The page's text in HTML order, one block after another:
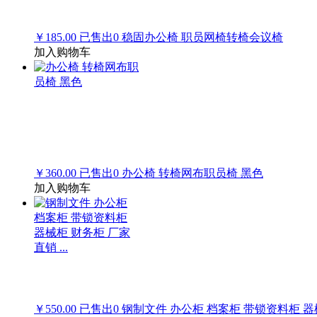
￥185.00 已售出0 稳固办公椅 职员网椅转椅会议椅
加入购物车
￥360.00 已售出0 办公椅 转椅网布职员椅 黑色
加入购物车
￥550.00 已售出0 钢制文件 办公柜 档案柜 带锁资料柜